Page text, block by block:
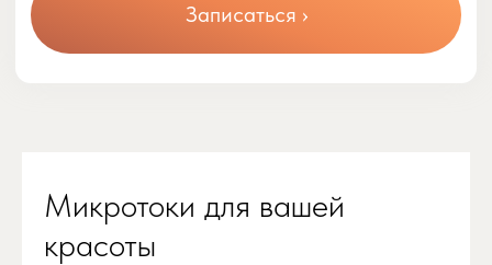
Микротоки для вашей
красоты